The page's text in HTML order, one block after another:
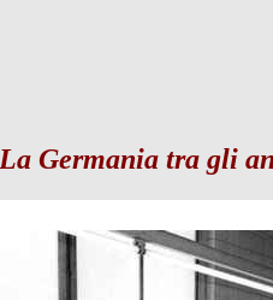
La Germania tra gli